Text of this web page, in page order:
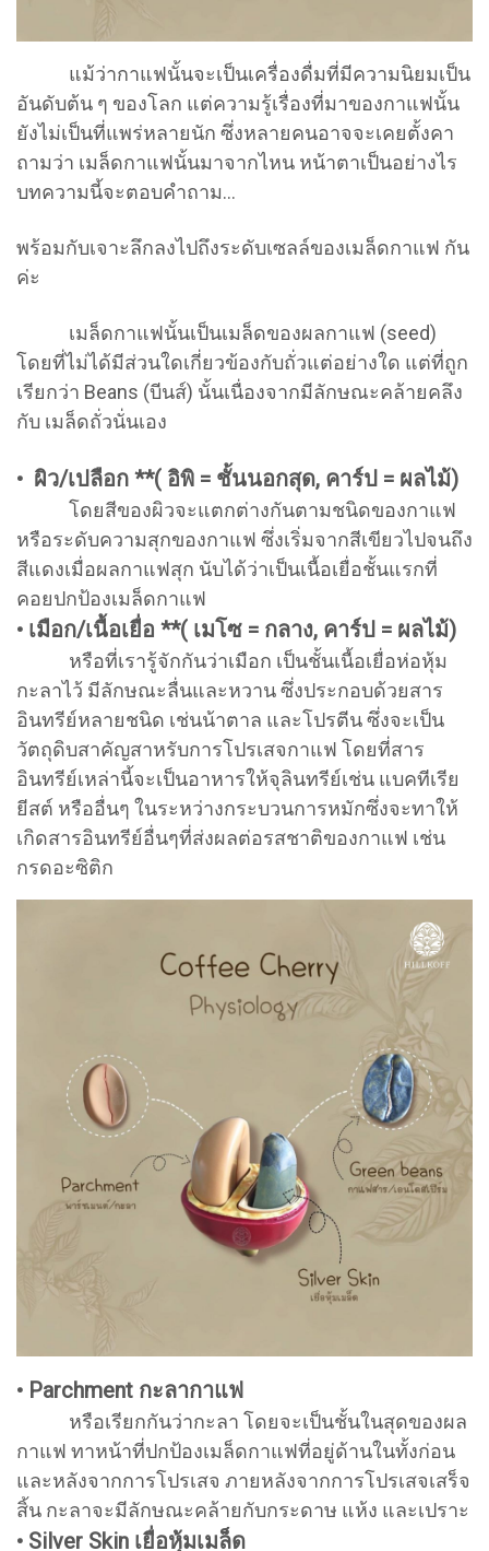
แม้ว่ากาแฟนั้นจะเป็นเครื่องดื่มที่มีความนิยมเป็น
อันดับต้น ๆ ของโลก แต่ความรู้เรื่องที่มาของกาแฟนั้น
ยังไม่เป็นที่แพร่หลายนัก ซึ่งหลายคนอาจจะเคยตั้งคา
ถามว่า เมล็ดกาแฟนั้นมาจากไหน หน้าตาเป็นอย่างไร
บทความนี้จะตอบคำถาม…
พร้อมกับเจาะลึกลงไปถึงระดับเซลล์ของเมล็ดกาแฟ กัน
ค่ะ
เมล็ดกาแฟนั้นเป็นเมล็ดของผลกาแฟ (seed)
โดยที่ไม่ได้มีส่วนใดเกี่ยวข้องกับถั่วแต่อย่างใด แต่ที่ถูก
เรียกว่า Beans (บีนส์) นั้นเนื่องจากมีลักษณะคล้ายคลึง
กับ เมล็ดถั่วนั่นเอง
• ผิว/เปลือก **( อิพิ = ชั้นนอกสุด, คาร์ป = ผลไม้)
โดยสีของผิวจะแตกต่างกันตามชนิดของกาแฟ
หรือระดับความสุกของกาแฟ ซึ่งเริ่มจากสีเขียวไปจนถึง
สีแดงเมื่อผลกาแฟสุก นับได้ว่าเป็นเนื้อเยื่อชั้นแรกที่
คอยปกป้องเมล็ดกาแฟ
• เมือก/เนื้อเยื่อ **( เมโซ = กลาง, คาร์ป = ผลไม้)
หรือที่เรารู้จักกันว่าเมือก เป็นชั้นเนื้อเยื่อห่อหุ้ม
กะลาไว้ มีลักษณะลื่นและหวาน ซึ่งประกอบด้วยสาร
อินทรีย์หลายชนิด เช่นน้าตาล และโปรตีน ซึ่งจะเป็น
วัตถุดิบสาคัญสาหรับการโปรเสจกาแฟ โดยที่สาร
อินทรีย์เหล่านี้จะเป็นอาหารให้จุลินทรีย์เช่น แบคทีเรีย
ยีสต์ หรืออื่นๆ ในระหว่างกระบวนการหมักซึ่งจะทาให้
เกิดสารอินทรีย์อื่นๆที่ส่งผลต่อรสชาติของกาแฟ เช่น
กรดอะซิติก
• Parchment กะลากาแฟ
หรือเรียกกันว่ากะลา โดยจะเป็นชั้นในสุดของผล
กาแฟ ทาหน้าที่ปกป้องเมล็ดกาแฟที่อยู่ด้านในทั้งก่อน
และหลังจากการโปรเสจ ภายหลังจากการโปรเสจเสร็จ
สิ้น กะลาจะมีลักษณะคล้ายกับกระดาษ แห้ง และเปราะ
• Silver Skin เยื่อหุ้มเมล็ด